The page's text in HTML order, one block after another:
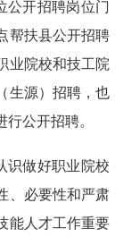
公开招聘岗位门
帮扶县公开招聘
业院校和技工院
生源）招聘，也
公开招聘。
识做好职业院校
、必要性和严肃
能人才工作重要